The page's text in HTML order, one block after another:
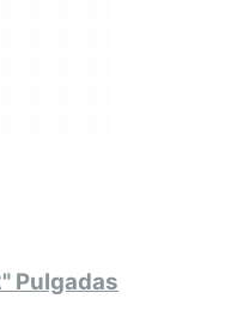
Pulgadas